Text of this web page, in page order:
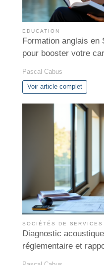
EDUCATION
Formation anglais en
pour booster votre
Pascal Cabus
Voir article complet
SOCIÉTÉS DE SERVICES
Diagnostic
réglementaire et